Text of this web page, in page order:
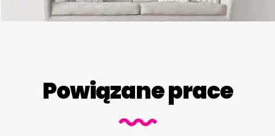
Powiązane prace